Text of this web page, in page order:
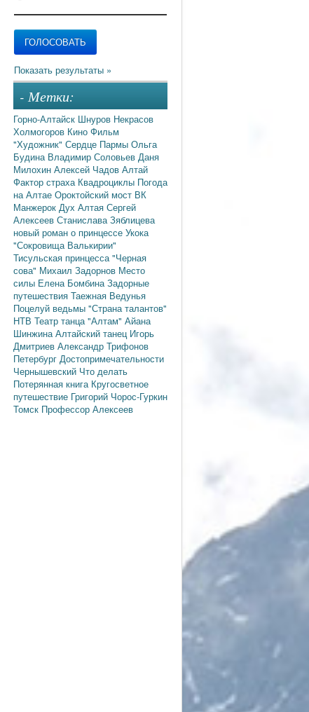
- Метки:
Горно-Алтайск Шнуров Некрасов
Холмогоров Кино Фильм
"Художник" Сердце Пармы Ольга
Будина Владимир Соловьев Даня
Милохин Алексей Чадов Алтай
Фактор страха Квадроциклы Погода
на Алтае Ороктойский мост ВК
Манжерок Дух Алтая Сергей
Алексеев Станислава Зяблицева
новый роман о принцессе Укока
"Сокровища Валькирии"
Тисульская принцесса"Черная
сова" Михаил Задорнов Место
силы Елена БомбинаЗадорные
путешествия Таежная Ведунья
Поцелуй ведьмы "Страна талантов"
НТВ Театр танца "Алтам" Айана
ШинжинаАлтайский танец Игорь
Дмитриев Александр Трифонов
Петербург Достопримечательности
Чернышевский Что делать
Потерянная книга Кругосветное
путешествие Григорий Чорос-Гуркин
Томск Профессор Алексеев